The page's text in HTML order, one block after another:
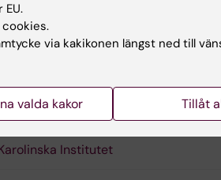
Institutet
via kakikonen längst ned till
valda kakor Tillåt